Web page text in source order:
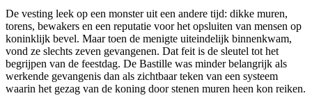
De vesting leek op een monster uit een andere tijd: dikke muren,
torens, bewakers en een reputatie voor het opsluiten van mensen op
koninklijk bevel. Maar toen de menigte uiteindelijk binnenkwam,
vond ze slechts zeven gevangenen. Dat feit is de sleutel tot het
begrijpen van de feestdag. De Bastille was minder belangrijk als
werkende gevangenis dan als zichtbaar teken van een systeem
waarin het gezag van de koning door stenen muren heen kon reiken.